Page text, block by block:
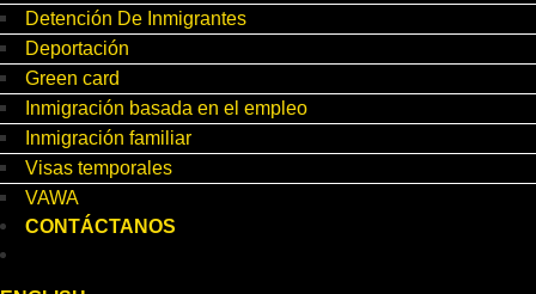
Detención De Inmigrantes
Deportación
Green card
Inmigración basada en el empleo
Inmigración familiar
Visas temporales
VAWA
CONTÁCTANOS